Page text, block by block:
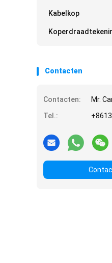
Kabelkop
Contacten
Contacten:
Mr.
Tel.: